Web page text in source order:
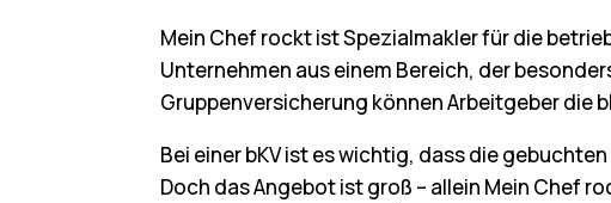
Mein Chef rockt ist Spezialmakler für die
Unternehmen aus einem Bereich, der
Gruppenversicherung können Arbeitgeber die
Bei einer bKV ist es wichtig, dass die
Doch das Angebot ist groß – allein Mein Chef